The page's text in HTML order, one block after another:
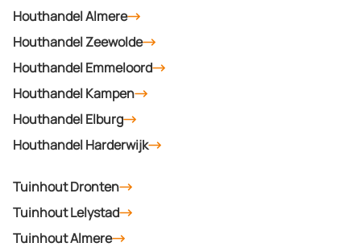
Houthandel Almere
Houthandel Zeewolde
Houthandel Emmeloord
Houthandel Kampen
Houthandel Elburg
Houthandel Harderwijk
Tuinhout Dronten
Tuinhout Lelystad
Tuinhout Almere